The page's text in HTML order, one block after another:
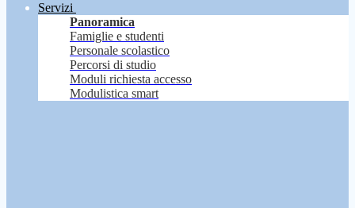
Servizi
Panoramica
Famiglie e studenti
Personale scolastico
Percorsi di studio
Moduli richiesta accesso
Modulistica smart